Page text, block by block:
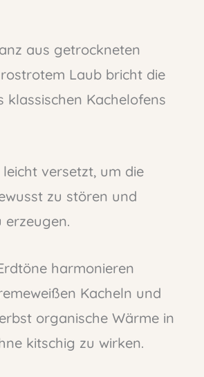
aus getrockneten
Laub bricht die
klassischen Kachelofens
versetzt, um die
zu stören und
erzeugen.
harmonieren
Kacheln und
organische Wärme in
kitschig zu wirken.